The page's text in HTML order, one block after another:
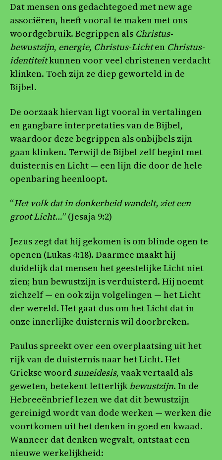
Dat mensen ons gedachtegoed met new age
associëren, heeft vooral te maken met ons
woordgebruik. Begrippen als Christus-
bewustzijn, energie, Christus-Lichten Christus-
identiteitkunnen voor veel christenen verdacht
klinken. Toch zijn ze diep geworteld in de
Bijbel.
De oorzaak hiervan ligt vooral in vertalingen
en gangbare interpretaties van de Bijbel,
waardoor deze begrippen als onbijbels zijn
gaan klinken. Terwijl de Bijbel zelf begint met
duisternis en Licht — een lijn die door de hele
openbaring heenloopt.
“Het volk dat in donkerheid wandelt, ziet een
groot Licht…” (Jesaja 9:2)
Jezus zegt dat hij gekomen is om blinde ogen te
openen (Lukas 4:18). Daarmee maakt hij
duidelijk dat mensen het geestelijke Licht niet
zien; hun bewustzijn is verduisterd. Hij noemt
zichzelf — en ook zijn volgelingen — het Licht
der wereld. Het gaat dus om het Licht dat in
onze innerlijke duisternis wil doorbreken.
Paulus spreekt over een overplaatsing uit het
rijk van de duisternis naar het Licht. Het
Griekse woord suneidesis, vaak vertaald als
geweten, betekent letterlijkbewustzijn. In de
Hebreeënbrief lezen we dat dit bewustzijn
gereinigd wordt van dode werken — werken die
voortkomen uit het denken in goed en kwaad.
Wanneer dat denken wegvalt, ontstaat een
nieuwe werkelijkheid: